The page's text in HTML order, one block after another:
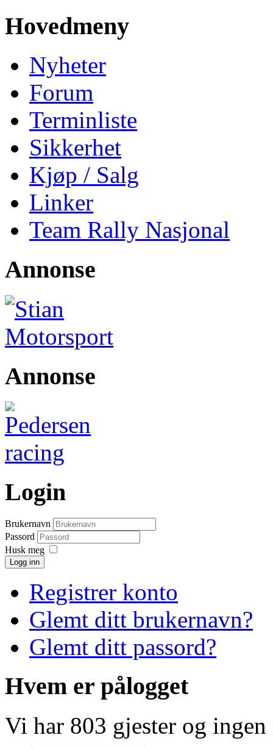
Hovedmeny
Nyheter
Forum
Terminliste
Sikkerhet
Kjøp / Salg
Linker
Team Rally Nasjonal
Annonse
Annonse
Login
Brukernavn
Passord
Husk meg
Logg inn
Registrer konto
Glemt ditt brukernavn?
Glemt ditt passord?
Hvem er pålogget
Vi har 803 gjester og ingen